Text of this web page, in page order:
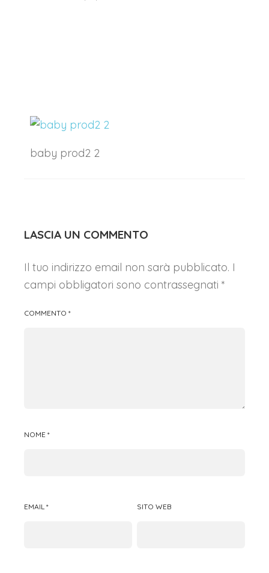
baby prod2 2
LASCIA UN COMMENTO
Il tuo indirizzo email non sarà pubblicato. I
campi obbligatori sono contrassegnati *
COMMENTO *
NOME *
EMAIL * SITO WEB